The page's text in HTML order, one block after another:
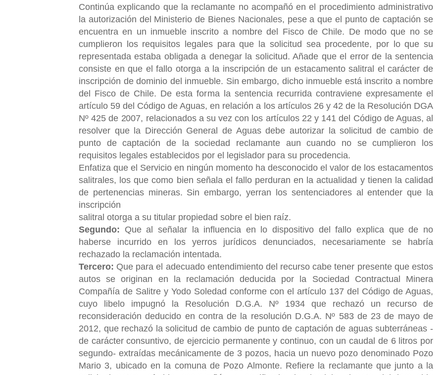
Continúa explicando que la reclamante no acompañó en el procedimiento administrativo
la autorización del Ministerio de Bienes Nacionales, pese a que el punto de captación se
encuentra en un inmueble inscrito a nombre del Fisco de Chile. De modo que no se
cumplieron los requisitos legales para que la solicitud sea procedente, por lo que su
representada estaba obligada a denegar la solicitud. Añade que el error de la sentencia
consiste en que el fallo otorga a la inscripción de un estacamento salitral el carácter de
inscripción de dominio del inmueble. Sin embargo, dicho inmueble está inscrito a nombre
del Fisco de Chile. De esta forma la sentencia recurrida contraviene expresamente el
artículo 59 del Código de Aguas, en relación a los artículos 26 y 42 de la Resolución DGA
Nº 425 de 2007, relacionados a su vez con los artículos 22 y 141 del Código de Aguas, al
resolver que la Dirección General de Aguas debe autorizar la solicitud de cambio de
punto de captación de la sociedad reclamante aun cuando no se cumplieron los
requisitos legales establecidos por el legislador para su procedencia.
Enfatiza que el Servicio en ningún momento ha desconocido el valor de los estacamentos
salitrales, los que como bien señala el fallo perduran en la actualidad y tienen la calidad
de pertenencias mineras. Sin embargo, yerran los sentenciadores al entender que la
inscripción
salitral otorga a su titular propiedad sobre el bien raíz.
Segundo: Que al señalar la influencia en lo dispositivo del fallo explica que de no
haberse incurrido en los yerros jurídicos denunciados, necesariamente se habría
rechazado la reclamación intentada.
Tercero: Que para el adecuado entendimiento del recurso cabe tener presente que estos
autos se originan en la reclamación deducida por la Sociedad Contractual Minera
Compañía de Salitre y Yodo Soledad conforme con el artículo 137 del Código de Aguas,
cuyo libelo impugnó la Resolución D.G.A. Nº 1934 que rechazó un recurso de
reconsideración deducido en contra de la resolución D.G.A. Nº 583 de 23 de mayo de
2012, que rechazó la solicitud de cambio de punto de captación de aguas subterráneas -
de carácter consuntivo, de ejercicio permanente y continuo, con un caudal de 6 litros por
segundo- extraídas mecánicamente de 3 pozos, hacia un nuevo pozo denominado Pozo
Mario 3, ubicado en la comuna de Pozo Almonte. Refiere la reclamante que junto a la